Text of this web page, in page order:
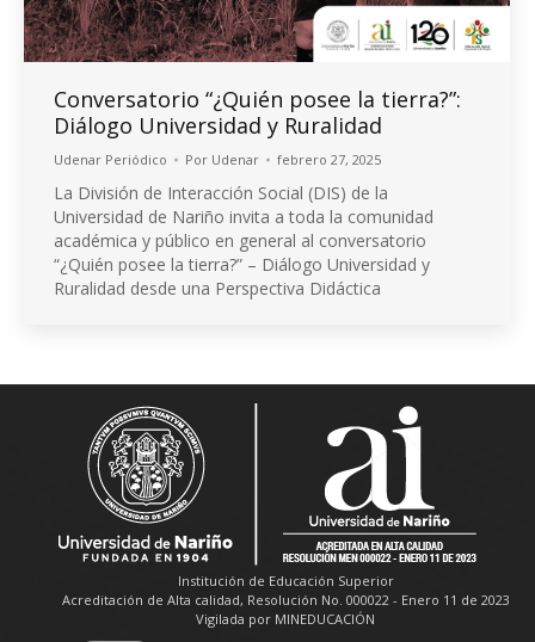
Conversatorio “¿Quién posee la tierra?”:
Diálogo Universidad y Ruralidad
Udenar Periódico Por Udenar febrero 27, 2025
La División de Interacción Social (DIS) de la
Universidad de Nariño invita a toda la comunidad
académica y público en general al conversatorio
“¿Quién posee la tierra?” – Diálogo Universidad y
Ruralidad desde una Perspectiva Didáctica
Institución de Educación Superior
Acreditación de Alta calidad, Resolución No. 000022 - Enero 11 de 2023
Vigilada por MINEDUCACIÓN